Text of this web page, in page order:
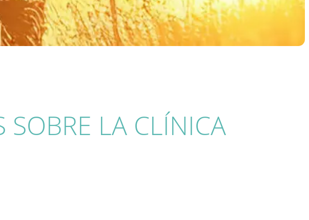
SOBRE LA CLÍNICA